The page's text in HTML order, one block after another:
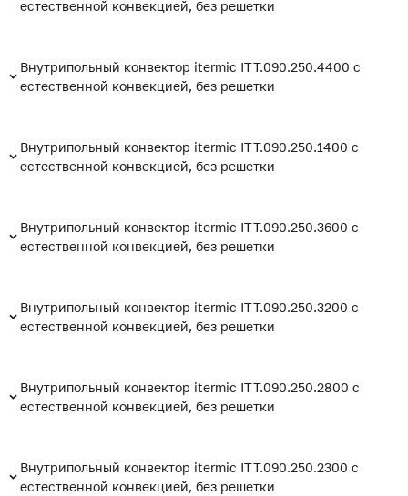
естественной конвекцией, без решетки
Внутрипольный конвектор itermic ITT.090.250.4400 с
естественной конвекцией, без решетки
Внутрипольный конвектор itermic ITT.090.250.1400 с
естественной конвекцией, без решетки
Внутрипольный конвектор itermic ITT.090.250.3600 с
естественной конвекцией, без решетки
Внутрипольный конвектор itermic ITT.090.250.3200 с
естественной конвекцией, без решетки
Внутрипольный конвектор itermic ITT.090.250.2800 с
естественной конвекцией, без решетки
Внутрипольный конвектор itermic ITT.090.250.2300 с
естественной конвекцией, без решетки